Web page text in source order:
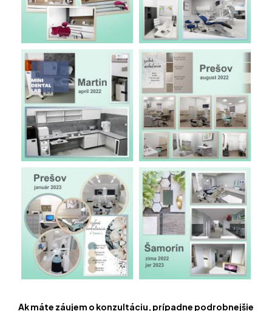
Ak máte záujem o konzultáciu, prípadne podrobnejšie